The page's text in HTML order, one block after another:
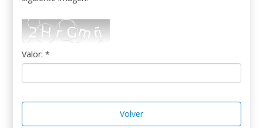
Valor: *
Volver